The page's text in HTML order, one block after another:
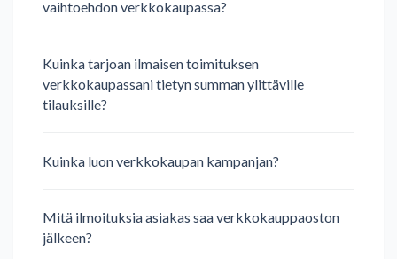
vaihtoehdon verkkokaupassa?
Kuinka tarjoan ilmaisen toimituksen
verkkokaupassani tietyn summan ylittäville
tilauksille?
Kuinka luon verkkokaupan kampanjan?
Mitä ilmoituksia asiakas saa verkkokauppaoston
jälkeen?